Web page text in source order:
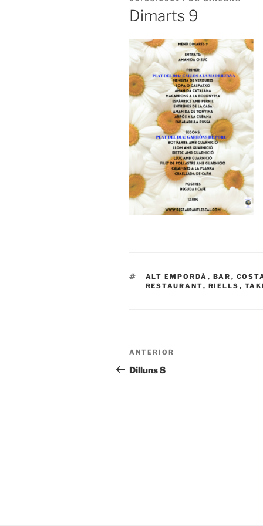
EL
Dimarts 9
ETIQUETAS
ALT EMPORDÀ , BAR ,
RESTAURANT, RIELLS ,
Navegación
de
Entrada
anterior:
ANTERIOR
Dilluns 8